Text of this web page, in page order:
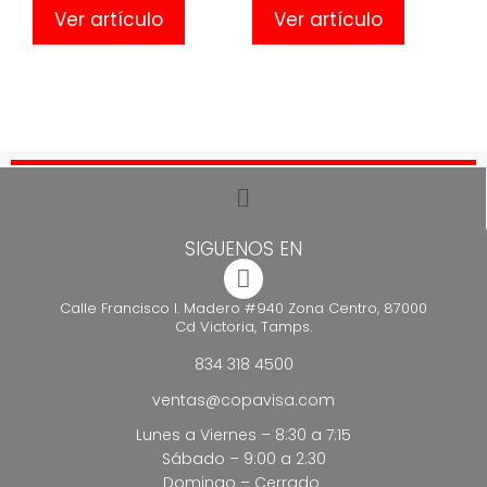
Ver artículo Ver artículo
SIGUENOS EN
Calle Francisco I. Madero #940 Zona Centro, 87000
Cd Victoria, Tamps.
834 318 4500
ventas@copavisa.com
Lunes a Viernes – 8:30 a 7:15
Sábado – 9:00 a 2:30